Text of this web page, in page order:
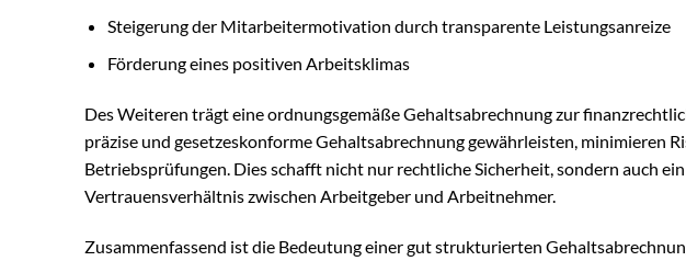
Steigerung der Mitarbeitermotivation durch transparente Leistungsanreize
Förderung eines positiven Arbeitsklimas
Des Weiteren trägt eine ordnungsgemäße Gehaltsabrechnung zur
präzise und gesetzeskonforme Gehaltsabrechnung gewährleisten, minimieren
Betriebsprüfungen. Dies schafft nicht nur rechtliche Sicherheit, sondern auch
Vertrauensverhältnis zwischen Arbeitgeber und Arbeitnehmer.
Zusammenfassend ist die Bedeutung einer gut strukturierten